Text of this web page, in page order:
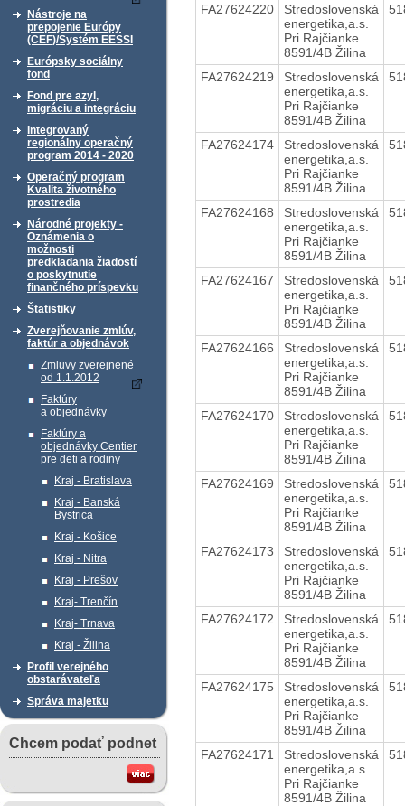
Nástroje na
prepojenie Európy
(CEF)/Systém EESSI
Európsky sociálny
fond
Fond pre azyl,
migráciu a integráciu
Integrovaný
regionálny operačný
program 2014 - 2020
Operačný program
Kvalita životného
prostredia
Národné projekty -
Oznámenia o
možnosti
predkladania žiadostí
o poskytnutie
finančného príspevku
Štatistiky
Zverejňovanie zmlúv,
faktúr a objednávok
Zmluvy zverejnené
od 1.1.2012
Faktúry
a objednávky
Faktúry a
objednávky Centier
pre deti a rodiny
Kraj - Bratislava
Kraj - Banská
Bystrica
Kraj - Košice
Kraj - Nitra
Kraj - Prešov
Kraj- Trenčín
Kraj- Trnava
Kraj - Žilina
Profil verejného
obstarávateľa
Správa majetku
Chcem podať podnet
FA27624220
Stredoslovenská
energetika,a.s.
Pri Rajčianke
8591/4B Žilina
FA27624219
Stredoslovenská
energetika,a.s.
Pri Rajčianke
8591/4B Žilina
FA27624174
Stredoslovenská
energetika,a.s.
Pri Rajčianke
8591/4B Žilina
FA27624168
Stredoslovenská
energetika,a.s.
Pri Rajčianke
8591/4B Žilina
FA27624167
Stredoslovenská
energetika,a.s.
Pri Rajčianke
8591/4B Žilina
FA27624166
Stredoslovenská
energetika,a.s.
Pri Rajčianke
8591/4B Žilina
FA27624170
Stredoslovenská
energetika,a.s.
Pri Rajčianke
8591/4B Žilina
FA27624169
Stredoslovenská
energetika,a.s.
Pri Rajčianke
8591/4B Žilina
FA27624173
Stredoslovenská
energetika,a.s.
Pri Rajčianke
8591/4B Žilina
FA27624172
Stredoslovenská
energetika,a.s.
Pri Rajčianke
8591/4B Žilina
FA27624175
Stredoslovenská
energetika,a.s.
Pri Rajčianke
8591/4B Žilina
FA27624171
Stredoslovenská
energetika,a.s.
Pri Rajčianke
8591/4B Žilina